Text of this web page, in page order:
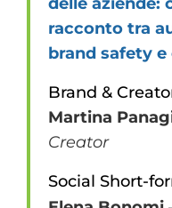
racconto tra
brand safety
Brand &
Martina
Creator
Social Short-